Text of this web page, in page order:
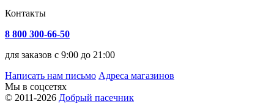
Контакты
8 800 300-66-50
для заказов с 9:00 до 21:00
Написать нам письмо Адреса магазинов
Мы в соцсетях
© 2011-2026 Добрый пасечник